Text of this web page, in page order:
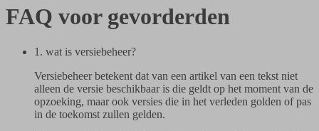
FAQ voor gevorderden
1. wat is versiebeheer?
Versiebeheer betekent dat van een artikel van een tekst niet
alleen de versie beschikbaar is die geldt op het moment van de
opzoeking, maar ook versies die in het verleden golden of pas
in de toekomst zullen gelden.